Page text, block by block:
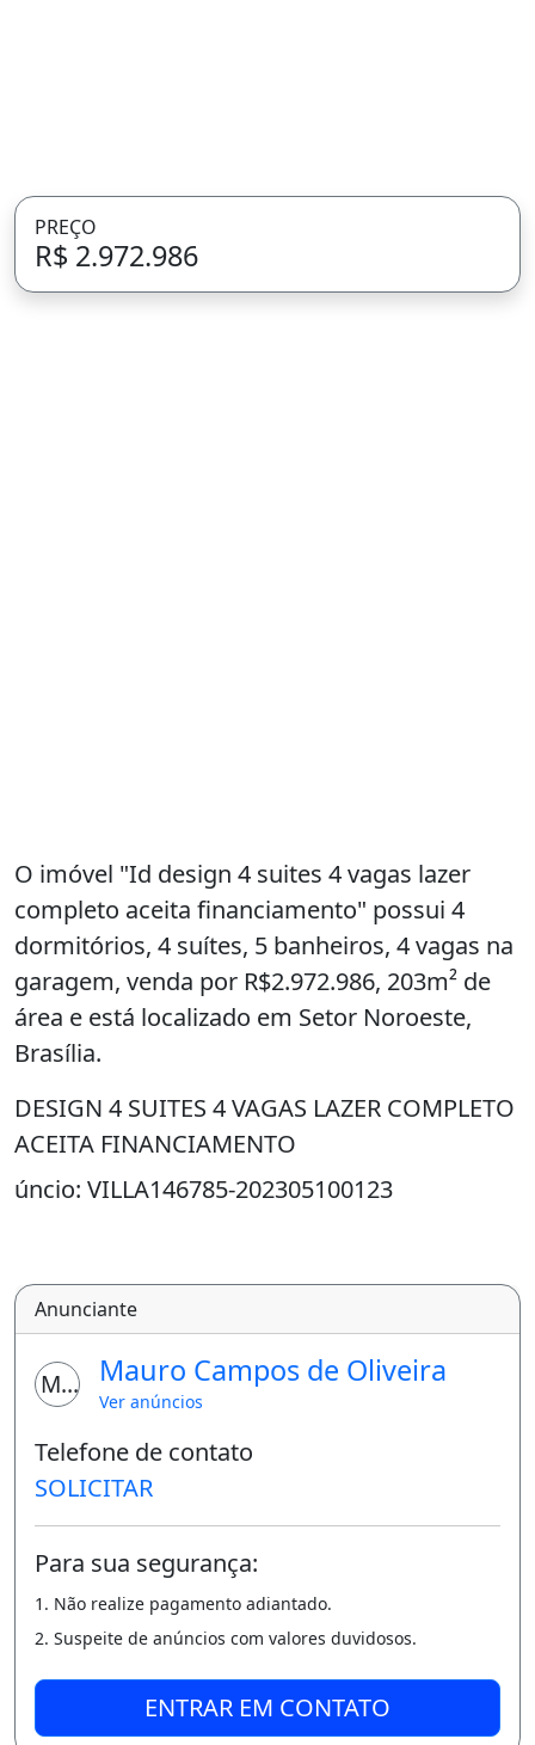
PREÇO
R$ 2.972.986
O imóvel "Id design 4 suites 4 vagas lazer
completo aceita financiamento" possui 4
dormitórios, 4 suítes, 5 banheiros, 4 vagas na
garagem, venda por R$2.972.986, 203m² de
área e está localizado em Setor Noroeste,
Brasília.
DESIGN 4 SUITES 4 VAGAS LAZER COMPLETO
ACEITA FINANCIAMENTO
úncio: VILLA146785-202305100123
Anunciante
MO Mauro Campos de Oliveira
Ver anúncios
Telefone de contato
SOLICITAR
Para sua segurança:
1. Não realize pagamento adiantado.
2. Suspeite de anúncios com valores duvidosos.
ENTRAR EM CONTATO